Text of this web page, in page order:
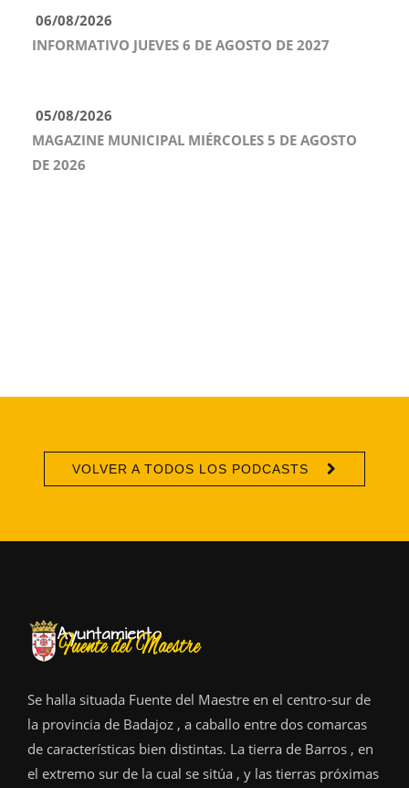
06/08/2026
INFORMATIVO JUEVES 6 DE AGOSTO DE 2027
05/08/2026
MAGAZINE MUNICIPAL MIÉRCOLES 5 DE AGOSTO
DE 2026
VOLVER A TODOS LOS PODCASTS
Se halla situada Fuente del Maestre en el centro-sur de
la provincia de Badajoz , a caballo entre dos comarcas
de características bien distintas. La tierra de Barros , en
el extremo sur de la cual se sitúa , y las tierras próximas